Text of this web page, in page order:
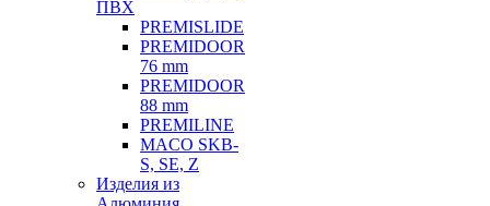
ПВХ
PREMISLIDE
PREMIDOOR
76 mm
PREMIDOOR
88 mm
PREMILINE
MACO SKB-
S, SE, Z
Изделия из